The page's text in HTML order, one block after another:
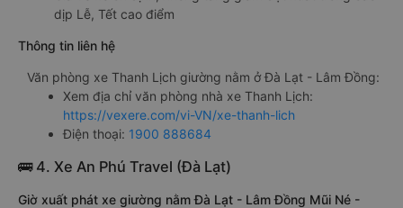
dịp Lễ, Tết cao điểm
Thông tin liên hệ
Văn phòng xe Thanh Lịch giường nằm ở Đà Lạt - Lâm Đồng:
Xem địa chỉ văn phòng nhà xe Thanh Lịch:
https://vexere.com/vi-VN/xe-thanh-lich
Điện thoại: 1900 888684
🚌 4. Xe An Phú Travel (Đà Lạt)
Giờ xuất phát xe giường nằm Đà Lạt - Lâm Đồng Mũi Né -